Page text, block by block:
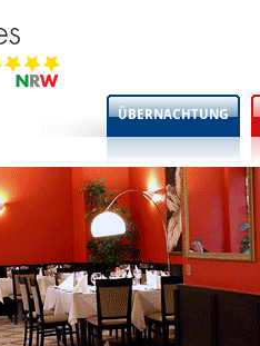
ÜBERNACHTUNG